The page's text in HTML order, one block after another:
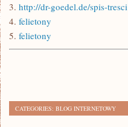
3. http://dr-goedel.de/spis-tresci
4. felietony
5. felietony
CATEGORIES: BLOG INTERNETOWY